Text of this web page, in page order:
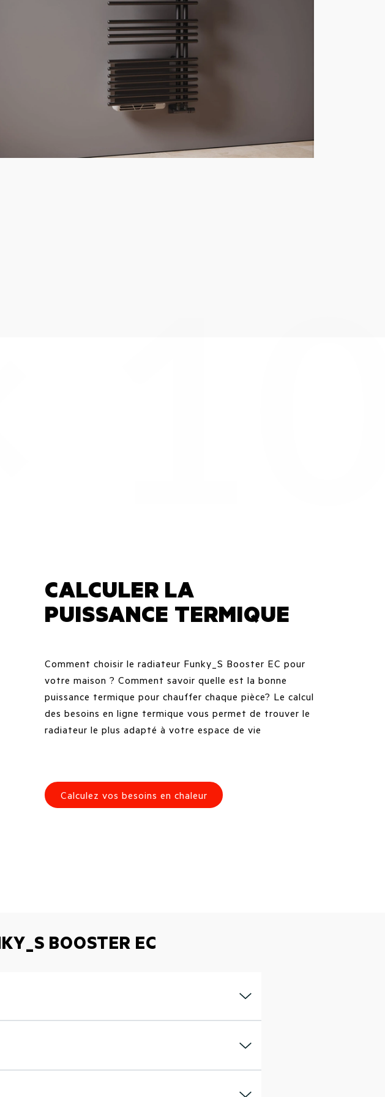
CALCULER LA
PUISSANCE TERMIQUE
Comment choisir le radiateur Funky_S Booster EC pour
votre maison ? Comment savoir quelle est la bonne
puissance termique pour chauffer chaque pièce? Le calcul
des besoins en ligne termique vous permet de trouver le
radiateur le plus adapté à votre espace de vie
Calculez vos besoins en chaleur
BOOSTER EC